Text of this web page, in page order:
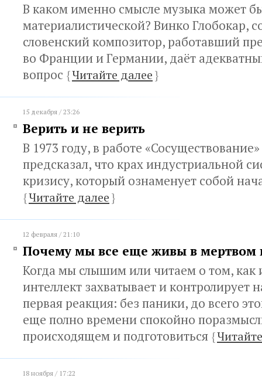
В каком именно смысле музыка может
материалистической? Винко Глобокар,
словенский композитор, работавший
во Франции и Германии, даёт
вопрос {Читайте далее}
15 декабря / 23:26
Верить и не верить
В 1973 году, в работе
предсказал, что крах индустриальной
кризису, который ознаменует собой
{Читайте далее}
12 февраля / 21:10
Почему мы все еще живы в мертвом
Когда мы слышим или читаем о том, как
интеллект захватывает и
первая реакция: без паники, до всего
еще полно времени спокойно
происходящем и подготовиться {
18 ноября / 17:22